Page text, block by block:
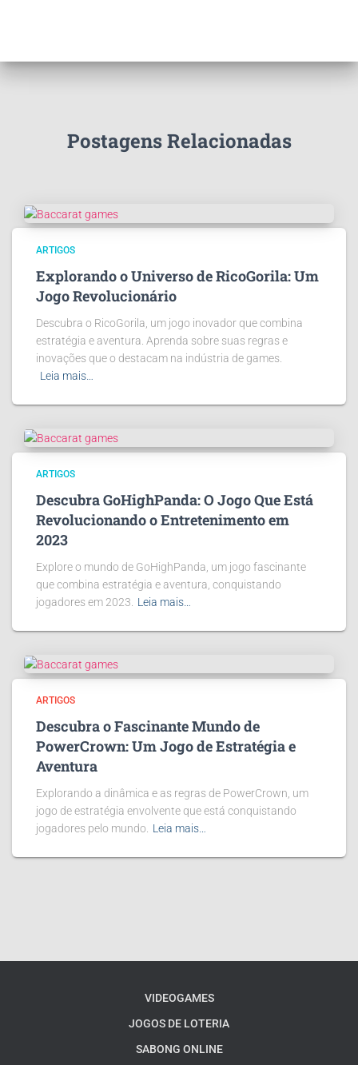
Postagens Relacionadas
ARTIGOS
Explorando o Universo de RicoGorila: Um
Jogo Revolucionário
Descubra o RicoGorila, um jogo inovador que combina
estratégia e aventura. Aprenda sobre suas regras e
inovações que o destacam na indústria de games.
Leia mais…
ARTIGOS
Descubra GoHighPanda: O Jogo Que Está
Revolucionando o Entretenimento em
2023
Explore o mundo de GoHighPanda, um jogo fascinante
que combina estratégia e aventura, conquistando
jogadores em 2023.
Leia mais…
ARTIGOS
Descubra o Fascinante Mundo de
PowerCrown: Um Jogo de Estratégia e
Aventura
Explorando a dinâmica e as regras de PowerCrown, um
jogo de estratégia envolvente que está conquistando
jogadores pelo mundo.
Leia mais…
VIDEOGAMES
JOGOS DE LOTERIA
SABONG ONLINE